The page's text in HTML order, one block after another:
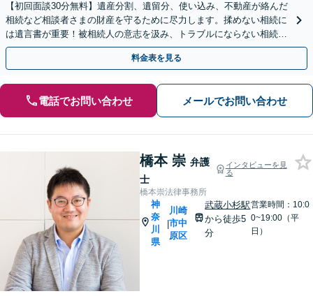
【初回面談30分無料】遺産分割、遺留分、使い込み、不動産が絡んだ
相続など相談者さまの財産を守るために尽力します。揉めない相続に
は遺言書が重要！被相続人の意志を汲み、トラブルにならない相続の
実現をサポート【休日・夜間面談OK】【電話相談可】
料金表を見る
電話でお問い合わせ メールでお問い合わせ
橋本 崇 弁護
士
インタビューを見
る
橋本崇法律事務所
神
奈
川
県
|
川崎
市中
原区
武蔵小杉駅
から徒歩5
分
営業時間：10:0
0~19:00（平
日）